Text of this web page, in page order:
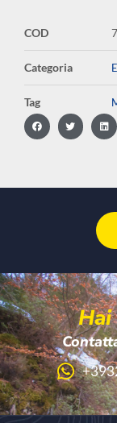
COD
Categoria
Tag
Hai